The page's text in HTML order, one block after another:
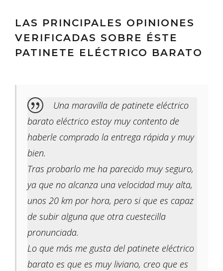
LAS PRINCIPALES OPINIONES
VERIFICADAS SOBRE ÉSTE
PATINETE ELÉCTRICO BARATO
Una maravilla de patinete eléctrico
barato eléctrico estoy muy contento de
haberle comprado la entrega rápida y muy
bien.
Tras probarlo me ha parecido muy seguro,
ya que no alcanza una velocidad muy alta,
unos 20 km por hora, pero si que es capaz
de subir alguna que otra cuestecilla
pronunciada.
Lo que más me gusta del patinete eléctrico
barato es que es muy liviano, creo que es